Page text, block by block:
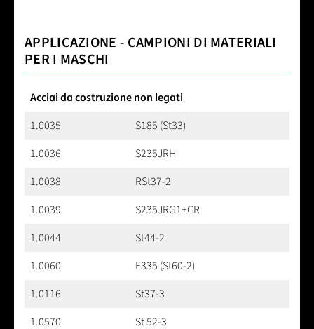
APPLICAZIONE - CAMPIONI DI MATERIALI
PER I MASCHI
Acciai da costruzione non legati
1.0035
S185 (St33)
1.0036
S235JRH
1.0038
RSt37-2
1.0039
S235JRG1+CR
1.0044
St44-2
1.0060
E335 (St60-2)
1.0116
St37-3
1.0570
St 52-3